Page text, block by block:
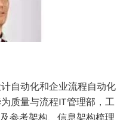
自动化和企业流程自动化
质量与流程IT管理部，工